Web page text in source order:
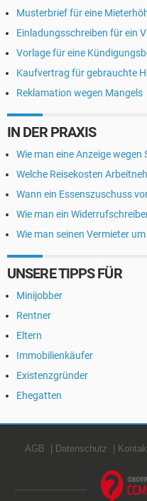
Musterbrief für eine
Einladungsschreiben für ein
Vorlage für eine
Kaufvertrag für gebrauchte
Reklamation wegen Mangels
IN DER PRAXIS
Wie man eine Anzeige
Welche Reisekosten
Wann ein Essenszuschuss
Wie man ein
Wie man seinen Vermieter
UNSERE TIPPS FÜR
Minijobber
Rentner
Eltern
Immobilienkäufer
Existenzgründer
Ehegatten
AGB Datenschutz